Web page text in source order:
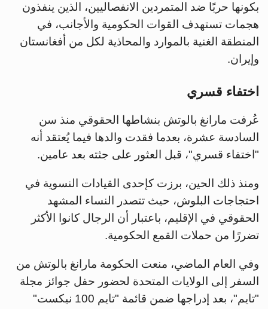
بكونها حربًا ضد المتمردين الانفصاليين، الذين ينفذون
هجمات تستهدف القوات الحكومية والأجانب، في
المنطقة الغنية بالموارد والمحاذية لكل من أفغانستان
وإيران.
اختفاء قسري
عُرفت مارانغ بالوتش بنشاطها الحقوقي منذ سن
السادسة عشرة، بعدما فقدت والدها فيما يُعتقد أنه
"اختفاء قسري"، قبل العثور على جثته بعد عامين.
ومنذ ذلك الحين، برزت كإحدى القيادات النسوية في
احتجاجات البلوش، حيث تتصدر النساء المشهد
الحقوقي في الإقليم، باعتبار أن الرجال كانوا الأكثر
تضررًا من حملات القمع الحكومية.
وفي العام الماضي، منعت الحكومة مارانغ بالوتش من
السفر إلى الولايات المتحدة لحضور حفل جوائز مجلة
"تايم"، بعد إدراجها ضمن قائمة "تايم 100 نيكست"